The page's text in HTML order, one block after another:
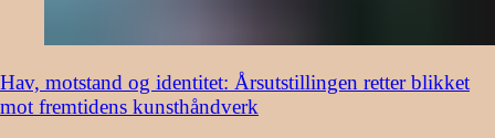
Hav, motstand og identitet: Årsutstillingen retter blikket
mot fremtidens kunsthåndverk